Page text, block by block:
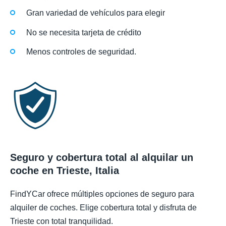
Gran variedad de vehículos para elegir
No se necesita tarjeta de crédito
Menos controles de seguridad.
Seguro y cobertura total al alquilar un
coche en Trieste, Italia
FindYCar ofrece múltiples opciones de seguro para
alquiler de coches. Elige cobertura total y disfruta de
Trieste con total tranquilidad.